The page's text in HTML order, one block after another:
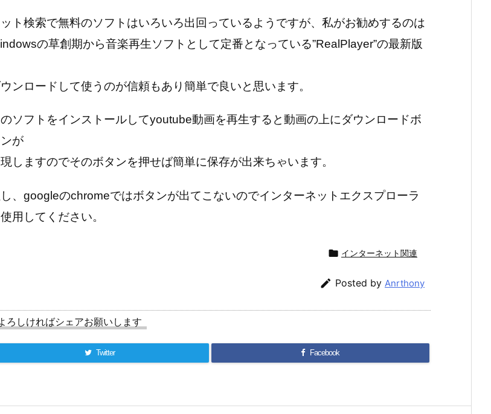
ト検索で無料のソフトはいろいろ出回っているようですが、私がお勧めするのは
の草創期から音楽再生ソフトとして定番となっている”RealPlayer”の最新版
ンロードして使うのが信頼もあり簡単で良いと思います。
ソフトをインストールしてyoutube動画を再生すると動画の上にダウンロードボ
が
しますのでそのボタンを押せば簡単に保存が出来ちゃいます。
、googleのchromeではボタンが出てこないのでインターネットエクスプローラ
用してください。
 インターネット関連
 Posted by Anrthony
ろしければシェアお願いします
Twitter Facebook